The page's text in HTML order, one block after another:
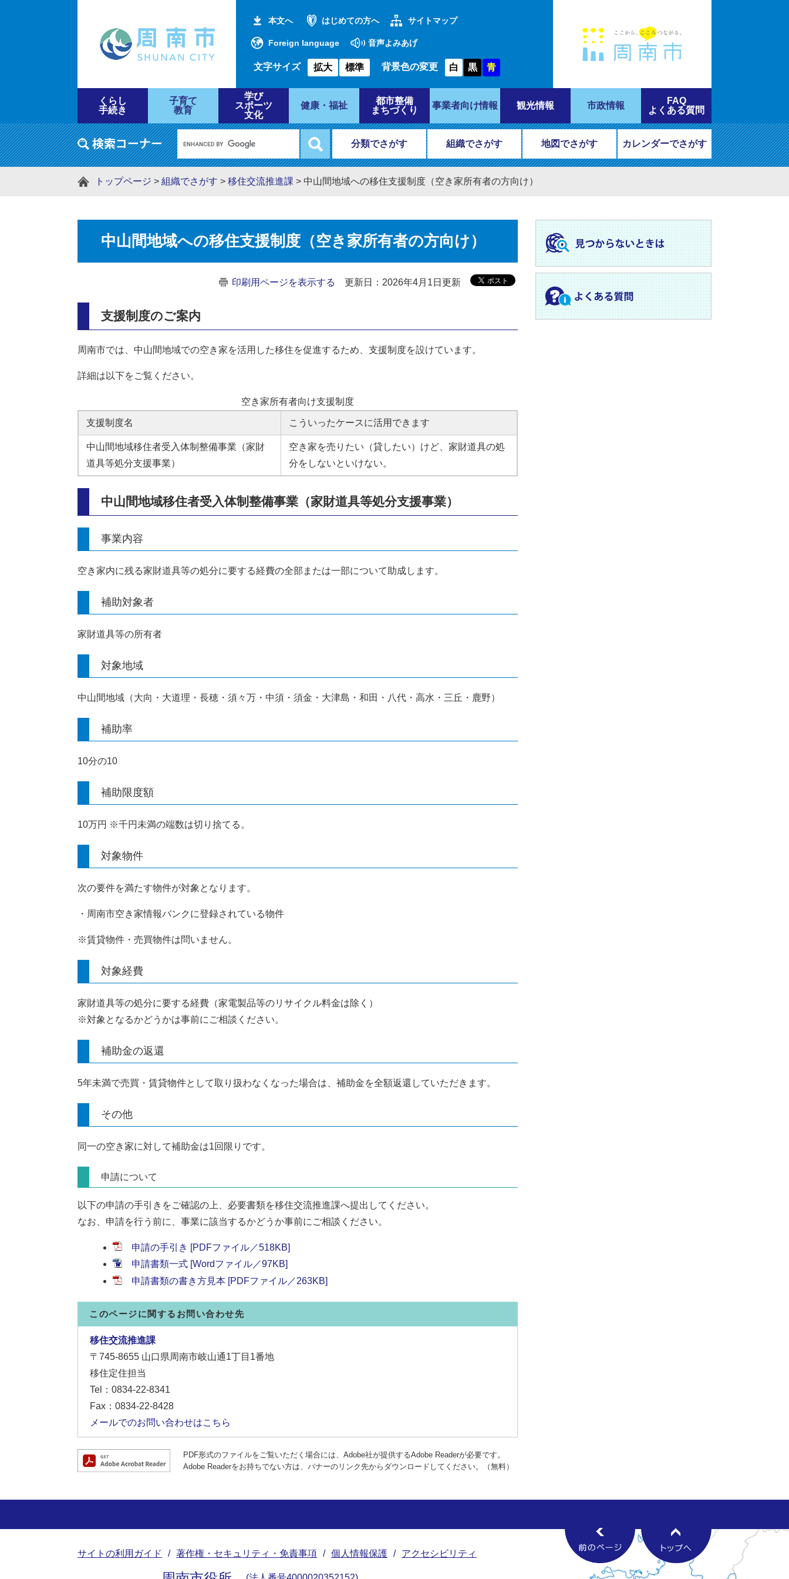
本文へ はじめての方へ サイトマップ
Foreign language 音声よみあげ
文字サイズ 拡大 標準 背景色の変更 白 黒 青
くらし
手続き
子育て
教育
学び
スポーツ
文化
健康・福祉
都市整備
まちづくり
事業者向け情報 観光情報 市政情報
FAQ
よくある質問
分類でさがす 組織でさがす 地図でさがす カレンダーでさがす
トップページ > 組織でさがす > 移住交流推進課 > 中山間地域への移住支援制度（空き家所有者の方向け）
中山間地域への移住支援制度（空き家所有者の方向け）
印刷用ページを表示する 更新日：2026年4月1日更新
支援制度のご案内
周南市では、中山間地域での空き家を活用した移住を促進するため、支援制度を設けています。
詳細は以下をご覧ください。
空き家所有者向け支援制度
支援制度名 こういったケースに活用できます
中山間地域移住者受入体制整備事業（家財
道具等処分支援事業）
空き家を売りたい（貸したい）けど、家財道具の処
分をしないといけない。
中山間地域移住者受入体制整備事業（家財道具等処分支援事業）
事業内容
空き家内に残る家財道具等の処分に要する経費の全部または一部について助成します。
補助対象者
家財道具等の所有者
対象地域
中山間地域（大向・大道理・長穂・須々万・中須・須金・大津島・和田・八代・高水・三丘・鹿野）
補助率
10分の10
補助限度額
10万円 ※千円未満の端数は切り捨てる。
対象物件
次の要件を満たす物件が対象となります。
・周南市空き家情報バンクに登録されている物件
※賃貸物件・売買物件は問いません。
対象経費
家財道具等の処分に要する経費（家電製品等のリサイクル料金は除く）
※対象となるかどうかは事前にご相談ください。
補助金の返還
5年未満で売買・賃貸物件として取り扱わなくなった場合は、補助金を全額返還していただきます。
その他
同一の空き家に対して補助金は1回限りです。
申請について
以下の申請の手引きをご確認の上、必要書類を移住交流推進課へ提出してください。
なお、申請を行う前に、事業に該当するかどうか事前にご相談ください。
申請の手引き [PDFファイル／518KB]
申請書類一式 [Wordファイル／97KB]
申請書類の書き方見本 [PDFファイル／263KB]
このページに関するお問い合わせ先
移住交流推進課
〒745-8655 山口県周南市岐山通1丁目1番地
移住定住担当
Tel：0834-22-8341
Fax：0834-22-8428
メールでのお問い合わせはこちら
PDF形式のファイルをご覧いただく場合には、Adobe社が提供するAdobe Readerが必要です。
Adobe Readerをお持ちでない方は、バナーのリンク先からダウンロードしてください。（無料）
サイトの利用ガイド 著作権・セキュリティ・免責事項 個人情報保護 アクセシビリティ